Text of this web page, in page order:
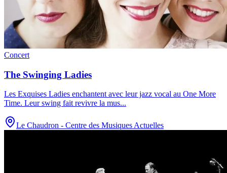
Concert
The Swinging Ladies
Les Exquises Ladies enchantent avec leur jazz vocal au One More
Time. Leur swing fait revivre la mus...
Le Chaudron - Centre des Musiques Actuelles